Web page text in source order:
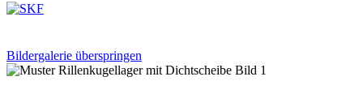
Bildergalerie überspringen